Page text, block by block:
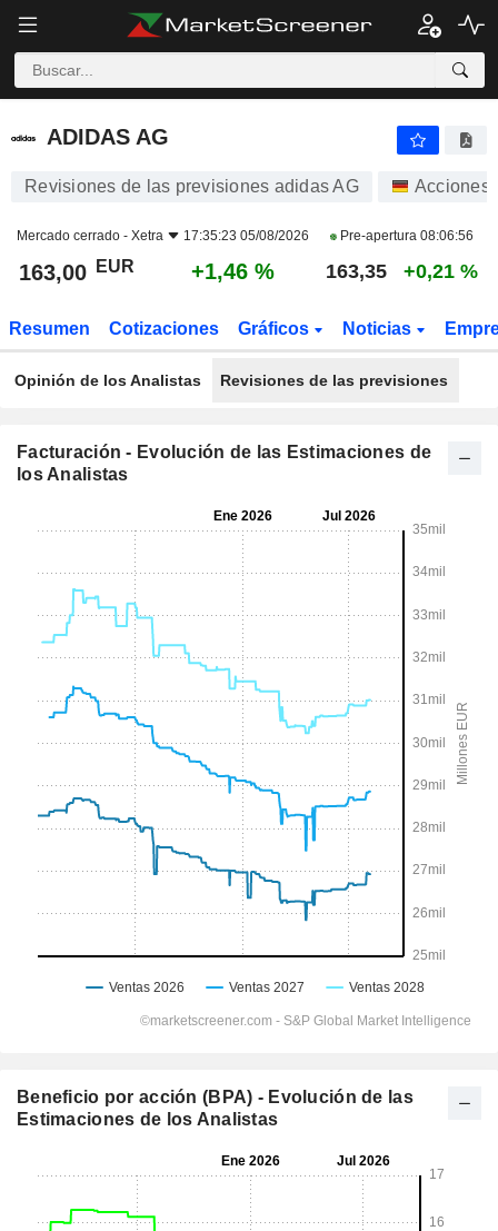
ADIDAS AG
ADIDAS AG
Revisiones de las previsiones adidas AG Acciones
Mercado cerrado - Xetra 17:35:23 05/08/2026 Pre-apertura 08:06:56
163,00 EUR +1,46 % 163,35 +0,21 %
Resumen Cotizaciones Gráficos Noticias
Opinión de los Analistas Revisiones de las previsiones
Facturación - Evolución de las Estimaciones de
los Analistas
Beneficio por acción (BPA) - Evolución de las
Estimaciones de los Analistas